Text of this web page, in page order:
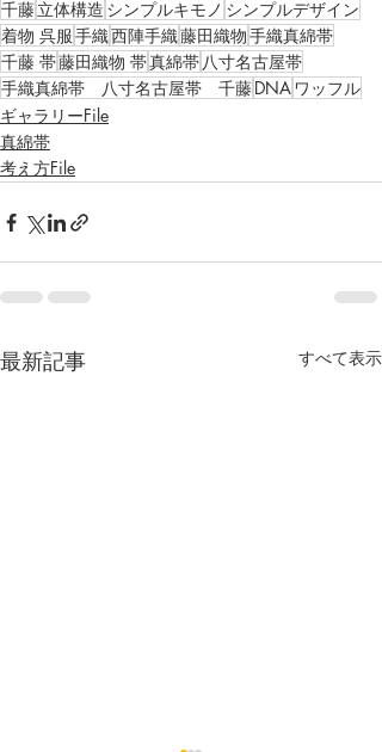
千藤立体構造 シンプルキモノ シンプルデザイン
着物 呉服手織西陣手織藤田織物手織真綿帯
千藤 帯藤田織物 帯真綿帯 八寸名古屋帯
手織真綿帯 八寸名古屋帯 千藤DNA ワッフル
ギャラリーFile
真綿帯
考え方File
最新記事 すべて表示